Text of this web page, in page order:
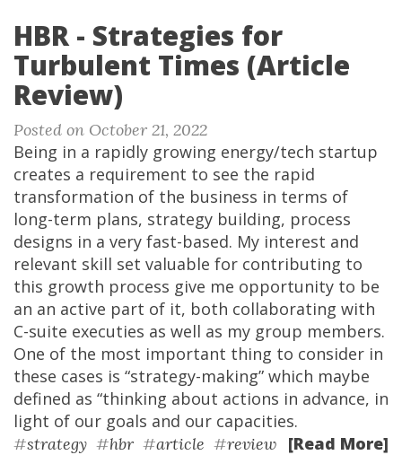
HBR - Strategies for
Turbulent Times (Article
Review)
Posted on October 21, 2022
Being in a rapidly growing energy/tech startup
creates a requirement to see the rapid
transformation of the business in terms of
long-term plans, strategy building, process
designs in a very fast-based. My interest and
relevant skill set valuable for contributing to
this growth process give me opportunity to be
an an active part of it, both collaborating with
C-suite executies as well as my group members.
One of the most important thing to consider in
these cases is “strategy-making” which maybe
defined as “thinking about actions in advance, in
light of our goals and our capacities.
[Read More]
#strategy #hbr #article #review